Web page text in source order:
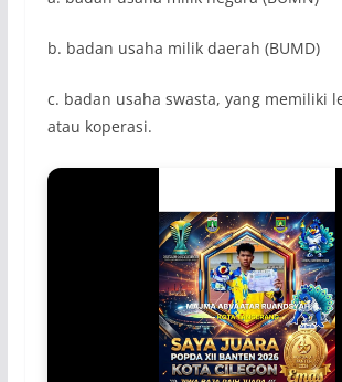
b. badan usaha milik daerah (BUMD)
c. badan usaha swasta, yang memiliki
atau koperasi.